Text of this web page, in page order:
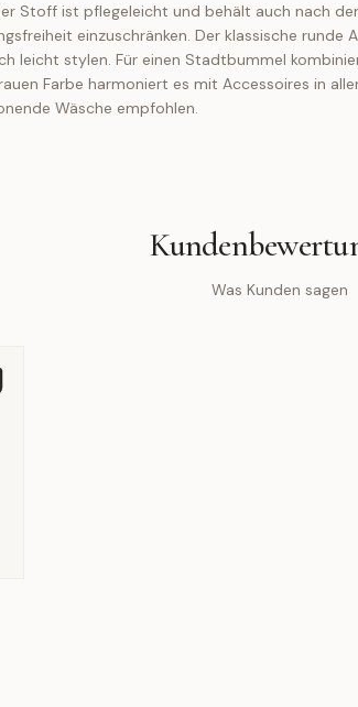
Stoff ist pflegeleicht und behält auch nach
einzuschränken. Der klassische
leicht stylen. Für einen Stadtbummel
Farbe harmoniert es mit Accessoires in
Wäsche empfohlen.
Was Kunden sagen